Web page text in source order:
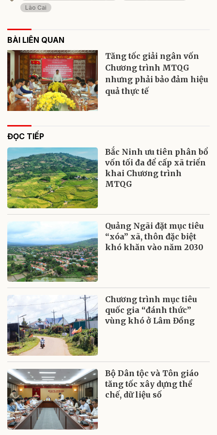
Lào Cai
BÀI LIÊN QUAN
Tăng tốc giải ngân vốn
Chương trình MTQG
nhưng phải bảo đảm hiệu
quả thực tế
ĐỌC TIẾP
Bắc Ninh ưu tiên phân bổ
vốn tối đa để cấp xã triển
khai Chương trình
MTQG
Quảng Ngãi đặt mục tiêu
“xóa” xã, thôn đặc biệt
khó khăn vào năm 2030
Chương trình mục tiêu
quốc gia “đánh thức”
vùng khó ở Lâm Đồng
Bộ Dân tộc và Tôn giáo
tăng tốc xây dựng thể
chế, dữ liệu số